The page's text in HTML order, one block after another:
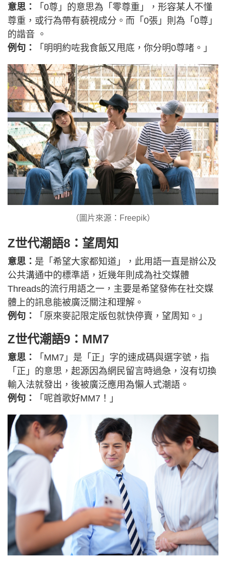
意思：
「0尊」的意思為「零尊重」，形容某人不懂
尊重，或行為帶有藐視成分。而「0張」則為「0尊」
的諧音 。
例句：
「明明約咗我食飯又甩底，你分明0尊啫。」
（圖片來源：Freepik）
Z世代潮語8：望周知
意思： 是「希望大家都知道」，此用語一直是辦公及
公共溝通中的標準語，近幾年則成為社交媒體
Threads的流行用語之一，主要是希望發佈在社交媒
體上的訊息能被廣泛關注和理解。
例句：
「原來麥記限定版包就快停賣，望周知。」
Z世代潮語9：MM7
意思：
「MM7」是「正」字的速成碼與選字號，指
「正」的意思，起源因為網民留言時過急，沒有切換
輸入法就發出，後被廣泛應用為懶人式潮語。
例句：
「呢首歌好MM7！」